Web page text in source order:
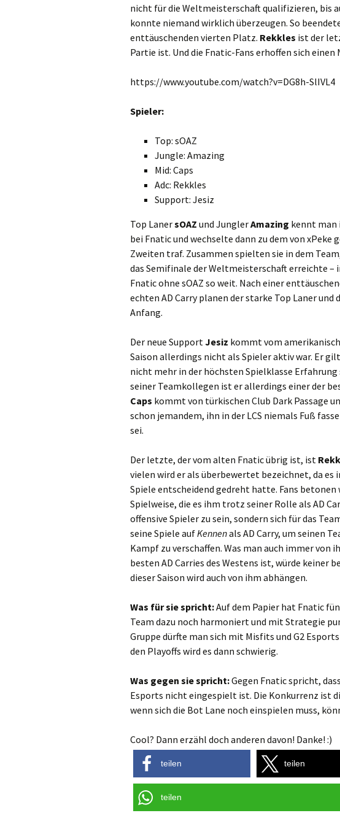
nicht für die Weltmeisterschaft qualifizieren, bis
konnte niemand wirklich überzeugen. So
enttäuschenden vierten Platz. Rekkles ist der
Partie ist. Und die Fnatic-Fans erhoffen sich einen
https://www.youtube.com/watch?v=DG8h-SlIVL4
Spieler:
Top: sOAZ
Jungle: Amazing
Mid: Caps
Adc: Rekkles
Support: Jesiz
Top LanersOAZ und JunglerAmazing kennt man
bei Fnatic und wechselte dann zu dem von xPeke
Zweiten traf. Zusammen spielten sie in dem
das Semifinale der Weltmeisterschaft erreichte –
Fnatic ohne sOAZ so weit. Nach einer
echten AD Carry planen der starke Top Laner und
Anfang.
Der neue SupportJesiz kommt vom
Saison allerdings nicht als Spieler aktiv war. Er
nicht mehr in der höchsten Spielklasse
seiner Teamkollegen ist er allerdings einer der
Caps kommt von türkischen Club Dark Passage
schon jemandem, ihn in der LCS niemals Fuß
sei.
Der letzte, der vom alten Fnatic übrig ist, ist
vielen wird er als überbewertet bezeichnet, da es
Spiele entscheidend gedreht hatte. Fans
Spielweise, die es ihm trotz seiner Rolle als AD
offensive Spieler zu sein, sondern sich für das
seine Spiele aufKennenals AD Carry, um seinen
Kampf zu verschaffen. Was man auch immer von
besten AD Carries des Westens ist, würde keiner
dieser Saison wird auch von ihm abhängen.
Was für sie spricht:Auf dem Papier hat Fnatic
Team dazu noch harmoniert und mit Strategie
Gruppe dürfte man sich mit Misfits und G2
den Playoffs wird es dann schwierig.
Was gegen sie spricht:Gegen Fnatic spricht,
Esports nicht eingespielt ist. Die Konkurrenz ist
wenn sich die Bot Lane noch einspielen muss,
Cool? Dann erzähl doch anderen davon! Danke! :)
teilen teilen
teilen